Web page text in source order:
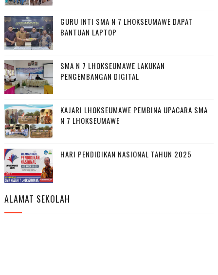
GURU INTI SMA N 7 LHOKSEUMAWE DAPAT
BANTUAN LAPTOP
SMA N 7 LHOKSEUMAWE LAKUKAN
PENGEMBANGAN DIGITAL
KAJARI LHOKSEUMAWE PEMBINA UPACARA SMA
N 7 LHOKSEUMAWE
HARI PENDIDIKAN NASIONAL TAHUN 2025
ALAMAT SEKOLAH